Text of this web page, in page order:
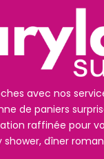
avec nos
de paniers
raffinée pour
shower, dîner